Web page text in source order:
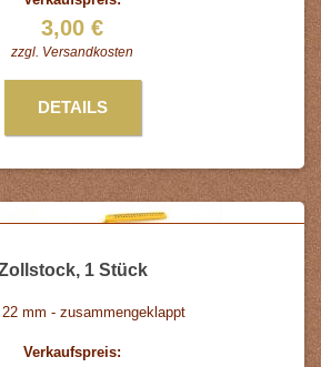
3,00 €
zzgl. Versandkosten
DETAILS
1 Stück
22 mm - zusammengeklappt
Verkaufspreis: